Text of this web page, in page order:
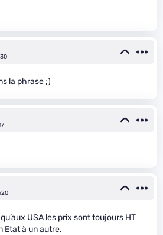
la phrase ;)
USA les prix sont toujours HT
Etat à un autre.